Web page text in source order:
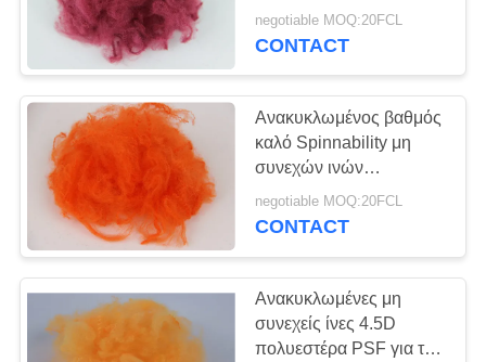
PRIVACY
POLICY
πολυεστέρα PSF αντι -
διαστρέβλωση για
negotiable MOQ:20FCL
CONTACT
Ανακυκλωμένος βαθμός
καλό Spinnability μη
συνεχών ινών
πολυεστέρα PSF για το
μη υφανθε'ν ύφασμα
negotiable MOQ:20FCL
CONTACT
Ανακυκλωμένες μη
συνεχείς ίνες 4.5D
πολυεστέρα PSF για τη